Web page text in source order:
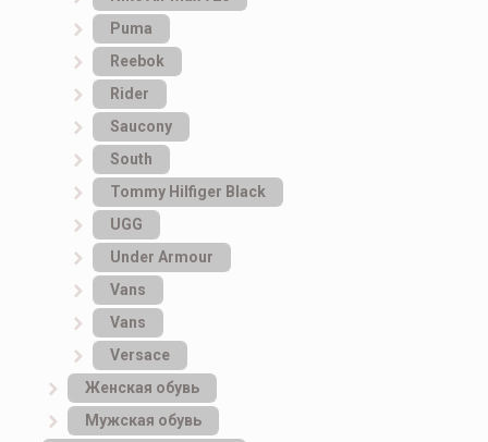
Puma
Reebok
Rider
Saucony
South
Tommy Hilfiger Black
UGG
Under Armour
Vans
Vans
Versace
Женская обувь
Мужская обувь